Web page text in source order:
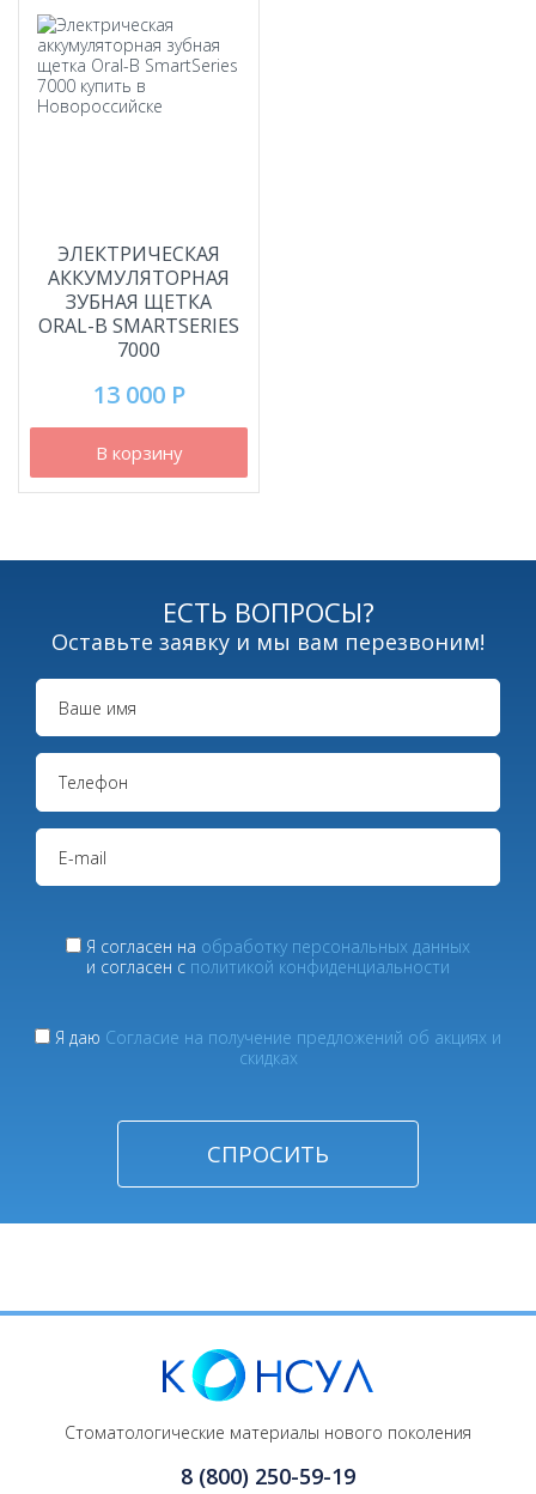
ЭЛЕКТРИЧЕСКАЯ
АККУМУЛЯТОРНАЯ
ЗУБНАЯ ЩЕТКА
ORAL-B SMARTSERIES
7000
13 000 Р
В корзину
ЕСТЬ ВОПРОСЫ?
Оставьте заявку и мы вам перезвоним!
Я согласен на обработку персональных данных
и согласен с политикой конфиденциальности
Я даю Согласие на получение предложений об акциях и
скидках
Стоматологические материалы нового поколения
8 (800) 250-59-19